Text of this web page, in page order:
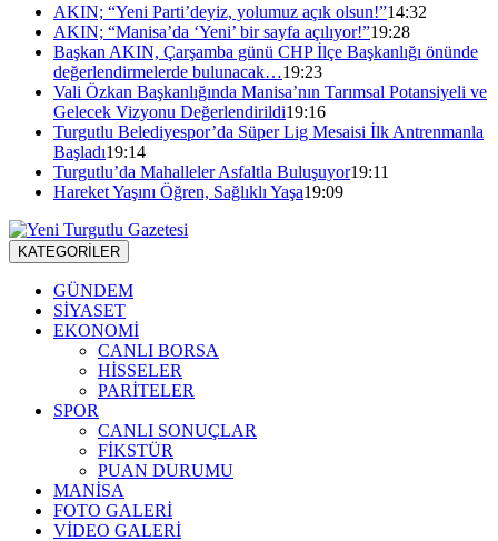
AKIN; “Yeni Parti’deyiz, yolumuz açık olsun!”14:32
AKIN; “Manisa’da ‘Yeni’ bir sayfa açılıyor!”19:28
Başkan AKIN, Çarşamba günü CHP İlçe Başkanlığı önünde
değerlendirmelerde bulunacak…19:23
Vali Özkan Başkanlığında Manisa’nın Tarımsal Potansiyeli ve
Gelecek Vizyonu Değerlendirildi19:16
Turgutlu Belediyespor’da Süper Lig Mesaisi İlk Antrenmanla
Başladı19:14
Turgutlu’da Mahalleler Asfaltla Buluşuyor19:11
Hareket Yaşını Öğren, Sağlıklı Yaşa19:09
KATEGORİLER
GÜNDEM
SİYASET
EKONOMİ
CANLI BORSA
HİSSELER
PARİTELER
SPOR
CANLI SONUÇLAR
FİKSTÜR
PUAN DURUMU
MANİSA
FOTO GALERİ
VİDEO GALERİ